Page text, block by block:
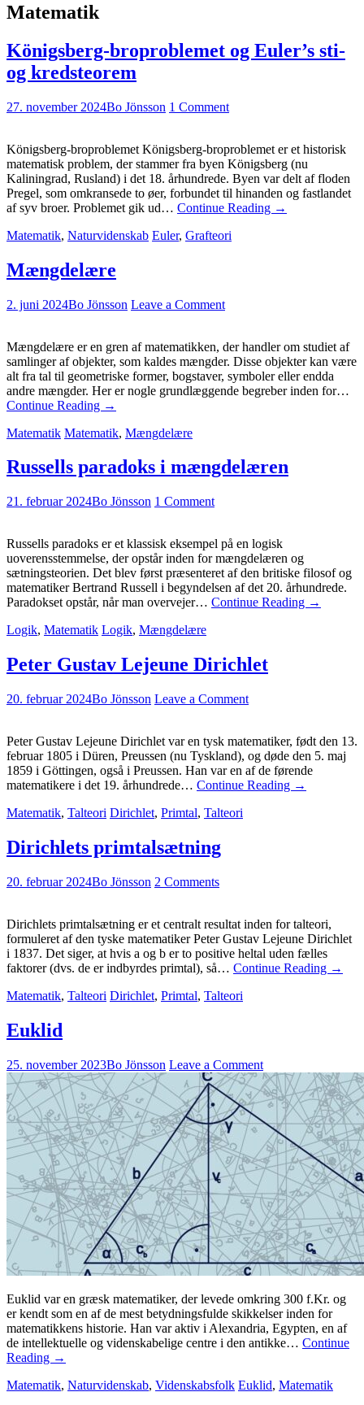
Matematik
Königsberg-broproblemet og Euler’s sti-
og kredsteorem
27. november 2024Bo Jönsson 1 Comment
Königsberg-broproblemet Königsberg-broproblemet er et historisk
matematisk problem, der stammer fra byen Königsberg (nu
Kaliningrad, Rusland) i det 18. århundrede. Byen var delt af floden
Pregel, som omkransede to øer, forbundet til hinanden og fastlandet
af syv broer. Problemet gik ud… Continue Reading →
Matematik, Naturvidenskab Euler, Grafteori
Mængdelære
2. juni 2024Bo Jönsson Leave a Comment
Mængdelære er en gren af matematikken, der handler om studiet af
samlinger af objekter, som kaldes mængder. Disse objekter kan være
alt fra tal til geometriske former, bogstaver, symboler eller endda
andre mængder. Her er nogle grundlæggende begreber inden for…
Continue Reading →
Matematik Matematik, Mængdelære
Russells paradoks i mængdelæren
21. februar 2024Bo Jönsson 1 Comment
Russells paradoks er et klassisk eksempel på en logisk
uoverensstemmelse, der opstår inden for mængdelæren og
sætningsteorien. Det blev først præsenteret af den britiske filosof og
matematiker Bertrand Russell i begyndelsen af det 20. århundrede.
Paradokset opstår, når man overvejer… Continue Reading →
Logik, Matematik Logik, Mængdelære
Peter Gustav Lejeune Dirichlet
20. februar 2024Bo Jönsson Leave a Comment
Peter Gustav Lejeune Dirichlet var en tysk matematiker, født den 13.
februar 1805 i Düren, Preussen (nu Tyskland), og døde den 5. maj
1859 i Göttingen, også i Preussen. Han var en af de førende
matematikere i det 19. århundrede… Continue Reading →
Matematik, Talteori Dirichlet, Primtal, Talteori
Dirichlets primtalsætning
20. februar 2024Bo Jönsson 2 Comments
Dirichlets primtalsætning er et centralt resultat inden for talteori,
formuleret af den tyske matematiker Peter Gustav Lejeune Dirichlet
i 1837. Det siger, at hvis a og b er to positive heltal uden fælles
faktorer (dvs. de er indbyrdes primtal), så… Continue Reading →
Matematik, Talteori Dirichlet, Primtal, Talteori
Euklid
25. november 2023Bo Jönsson Leave a Comment
Euklid var en græsk matematiker, der levede omkring 300 f.Kr. og
er kendt som en af de mest betydningsfulde skikkelser inden for
matematikkens historie. Han var aktiv i Alexandria, Egypten, en af
de intellektuelle og videnskabelige centre i den antikke… Continue
Reading →
Matematik, Naturvidenskab, Videnskabsfolk Euklid, Matematik